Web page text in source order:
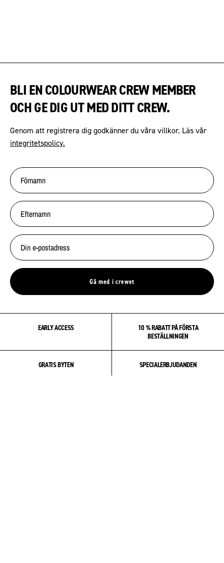
BLI EN COLOURWEAR CREW MEMBER
OCH GE DIG UT MED DITT CREW.
Genom att registrera dig godkänner du våra villkor. Läs vår
integritetspolicy.
Gå med i crewet
EARLY ACCESS
10 % RABATT PÅ FÖRSTA
BESTÄLLNINGEN
GRATIS BYTEN SPECIALERBJUDANDEN